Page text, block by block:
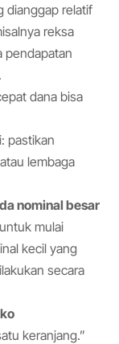
dianggap relatif
reksa
pendapatan
dana bisa
pastikan
lembaga
nominal besar
mulai
kecil yang
secara
keranjang.”